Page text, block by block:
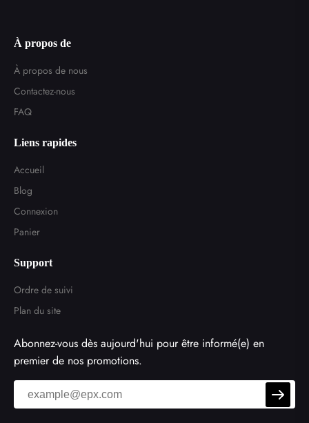
À propos de
À propos de nous
Contactez-nous
FAQ
Liens rapides
Accueil
Blog
Connexion
Panier
Support
Ordre de suivi
Plan du site
Abonnez-vous dès aujourd'hui pour être informé(e) en
premier de nos promotions.